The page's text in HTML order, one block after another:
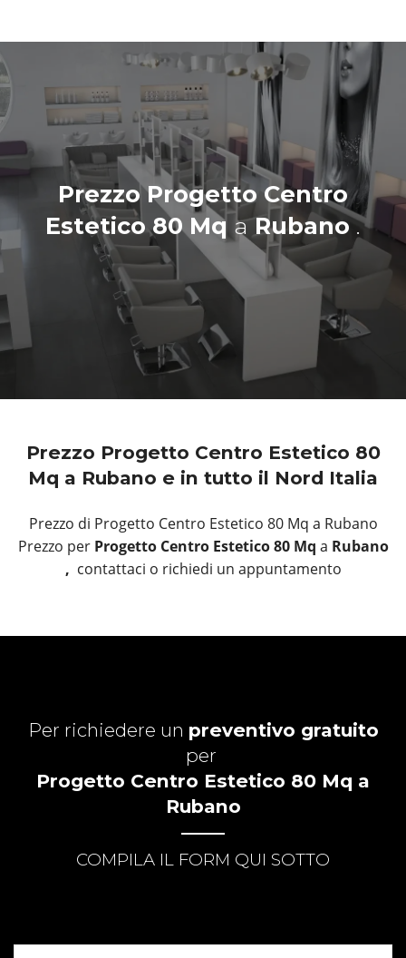
Prezzo Progetto Centro
Estetico 80 Mq aRubano.
Prezzo Progetto Centro Estetico 80
Mq a Rubano e in tutto il Nord Italia
Prezzo di Progetto Centro Estetico 80 Mq a Rubano
Prezzo perProgetto Centro Estetico 80 Mq a Rubano
, contattaci o richiedi un appuntamento
Per richiedere un preventivo gratuito
per
Progetto Centro Estetico 80 Mq a
Rubano
COMPILA IL FORM QUI SOTTO